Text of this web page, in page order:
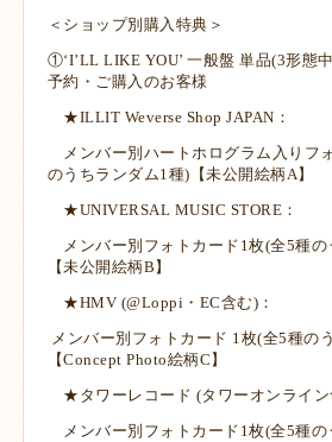
＜ショップ別購入特典＞
①‘I’LL LIKE YOU’ 一般盤 単品(3形態
予約・ご購入のお客様
★ILLIT Weverse Shop JAPAN：
メンバー別ハートホログラム入りフ
のうちランダム1種)【未公開絵柄A】
★UNIVERSAL MUSIC STORE：
メンバー別フォトカード1枚(全5種の
【未公開絵柄B】
★HMV (@Loppi・EC含む)：
メンバー別フォトカード 1枚(全5種の
【Concept Photo絵柄C】
★タワーレコード (タワーオンライン
メンバー別フォトカード1枚(全5種の